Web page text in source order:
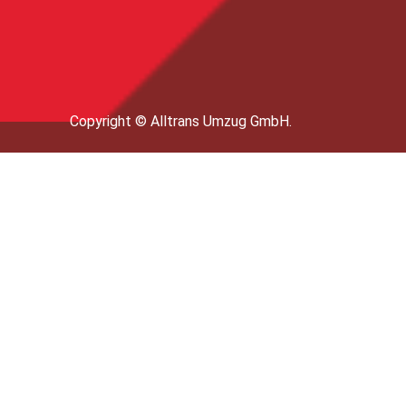
Copyright © Alltrans Umzug GmbH.